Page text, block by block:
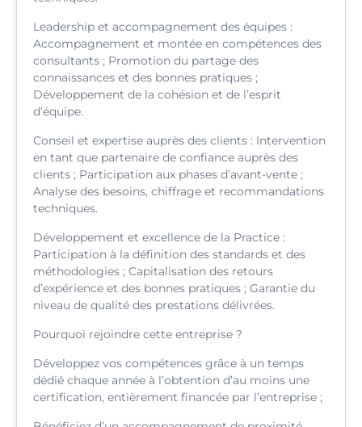
Leadership et accompagnement des équipes :
Accompagnement et montée en compétences des
consultants ; Promotion du partage des
connaissances et des bonnes pratiques ;
Développement de la cohésion et de l’esprit
d’équipe.
Conseil et expertise auprès des clients : Intervention
en tant que partenaire de confiance auprès des
clients ; Participation aux phases d’avant-vente ;
Analyse des besoins, chiffrage et recommandations
techniques.
Développement et excellence de la Practice :
Participation à la définition des standards et des
méthodologies ; Capitalisation des retours
d’expérience et des bonnes pratiques ; Garantie du
niveau de qualité des prestations délivrées.
Pourquoi rejoindre cette entreprise ?
Développez vos compétences grâce à un temps
dédié chaque année à l’obtention d’au moins une
certification, entièrement financée par l’entreprise ;